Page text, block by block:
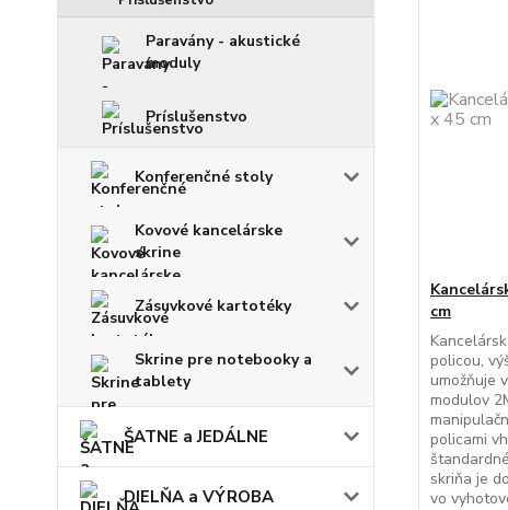
Paravány - akustické
moduly
Príslušenstvo
Konferenčné stoly
Kovové kancelárske
skrine
Zásuvkové kartotéky
Skrine pre notebooky a
tablety
ŠATNE a JEDÁLNE
DIELŇA a VÝROBA
cm
policou,
umožňuje
modulov
policami
skriňa je
vo